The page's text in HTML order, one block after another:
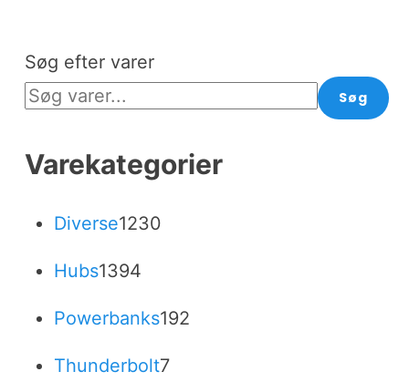
Søg efter varer
Søg
Varekategorier
Diverse1230
Hubs1394
Powerbanks192
Thunderbolt77